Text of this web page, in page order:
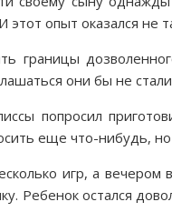
этот опыт оказался не
границы
они бы не
попросил
еще что-нибудь,
игр, а
Ребенок остался